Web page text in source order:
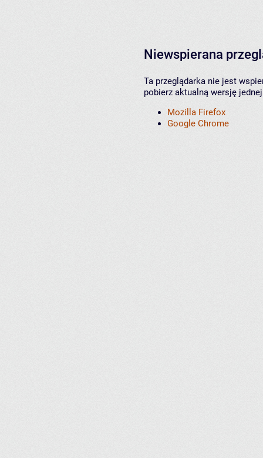
Niewspierana
Ta przeglądarka nie jest
pobierz aktualną wersję
Mozilla Firefox
Google Chrome